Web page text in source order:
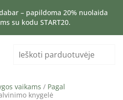
– papildoma 20% nuolaida
su kodu START20.
vaikams / Pagal
knygelė